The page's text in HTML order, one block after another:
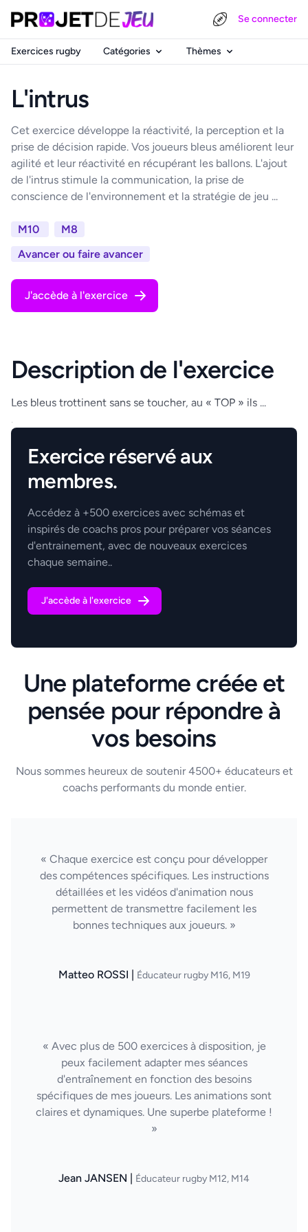
Se connecter
Exercices rugby Catégories Thèmes
L'intrus
Cet exercice développe la réactivité, la perception et la
prise de décision rapide. Vos joueurs bleus améliorent leur
agilité et leur réactivité en récupérant les ballons. L'ajout
de l'intrus stimule la communication, la prise de
conscience de l'environnement et la stratégie de jeu ...
M10
M8
Avancer ou faire avancer
J'accède à l'exercice
Description de l'exercice
Les bleus trottinent sans se toucher, au « TOP » ils ...
.
Exercice réservé aux
membres.
Accédez à +500 exercices avec schémas et
inspirés de coachs pros pour préparer vos séances
d'entrainement, avec de nouveaux exercices
chaque semaine..
J'accède à l'exercice
Une plateforme créée et
pensée pour répondre à
vos besoins
Nous sommes heureux de soutenir 4500+ éducateurs et
coachs performants du monde entier.
« Chaque exercice est conçu pour développer
des compétences spécifiques. Les instructions
détaillées et les vidéos d'animation nous
permettent de transmettre facilement les
bonnes techniques aux joueurs. »
Matteo ROSSI | Éducateur rugby M16, M19
« Avec plus de 500 exercices à disposition, je
peux facilement adapter mes séances
d'entraînement en fonction des besoins
spécifiques de mes joueurs. Les animations sont
claires et dynamiques. Une superbe plateforme !
»
Jean JANSEN | Éducateur rugby M12, M14